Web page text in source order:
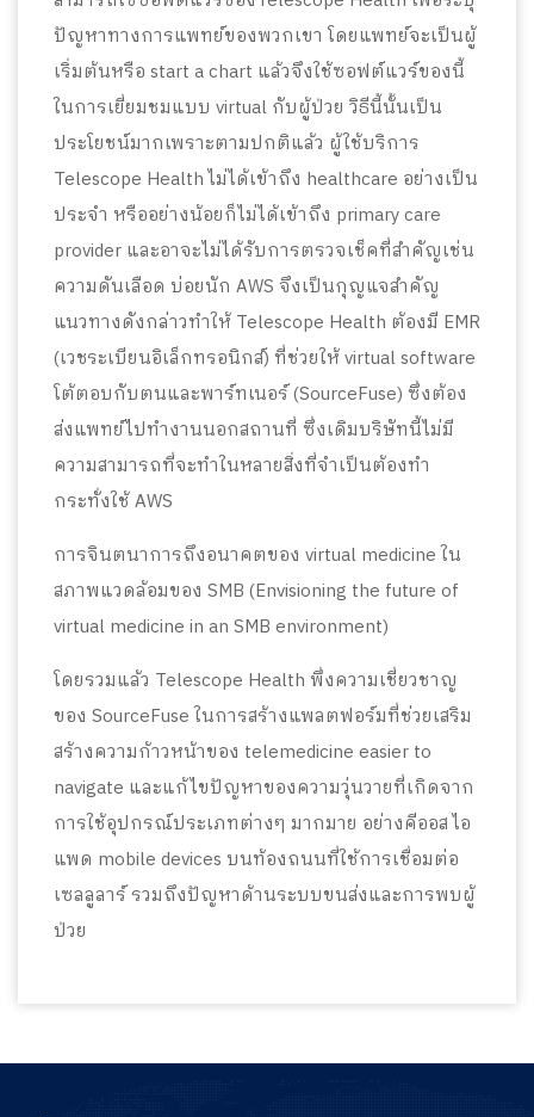
ปัญหาทางการแพทย์ของพวกเขา โดยแพทย์จะเป็นผู้
เริ่มต้นหรือ start a chart แล้วจึงใช้ซอฟต์แวร์ของนี้
ในการเยี่ยมชมแบบ virtual กับผู้ป่วย วิธีนี้นั้นเป็น
ประโยชน์มากเพราะตามปกติแล้ว ผู้ใช้บริการ
Telescope Health ไม่ได้เข้าถึง healthcare อย่างเป็น
ประจำ หรืออย่างน้อยก็ไม่ได้เข้าถึง primary care
provider และอาจะไม่ได้รับการตรวจเช็คที่สำคัญเช่น
ความดันเลือด บ่อยนัก AWS จึงเป็นกุญแจสำคัญ
แนวทางดังกล่าวทำให้ Telescope Health ต้องมี EMR
(เวชระเบียนอิเล็กทรอนิกส์) ที่ช่วยให้ virtual software
โต้ตอบกับตนและพาร์ทเนอร์ (SourceFuse) ซึ่งต้อง
ส่งแพทย์ไปทำงานนอกสถานที่ ซึ่งเดิมบริษัทนี้ไม่มี
ความสามารถที่จะทำในหลายสิ่งที่จำเป็นต้องทำ
กระทั่งใช้ AWS
การจินตนาการถึงอนาคตของ virtual medicine ใน
สภาพแวดล้อมของ SMB (Envisioning the future of
virtual medicine in an SMB environment)
โดยรวมแล้ว Telescope Health พึ่งความเชี่ยวชาญ
ของ SourceFuse ในการสร้างแพลตฟอร์มที่ช่วยเสริม
สร้างความก้าวหน้าของ telemedicine easier to
navigate และแก้ไขปัญหาของความวุ่นวายที่เกิดจาก
การใช้อุปกรณ์ประเภทต่างๆ มากมาย อย่างคีออส ไอ
แพด mobile devices บนท้องถนนที่ใช้การเชื่อมต่อ
เซลลูลาร์ รวมถึงปัญหาด้านระบบขนส่งและการพบผู้
ป่วย